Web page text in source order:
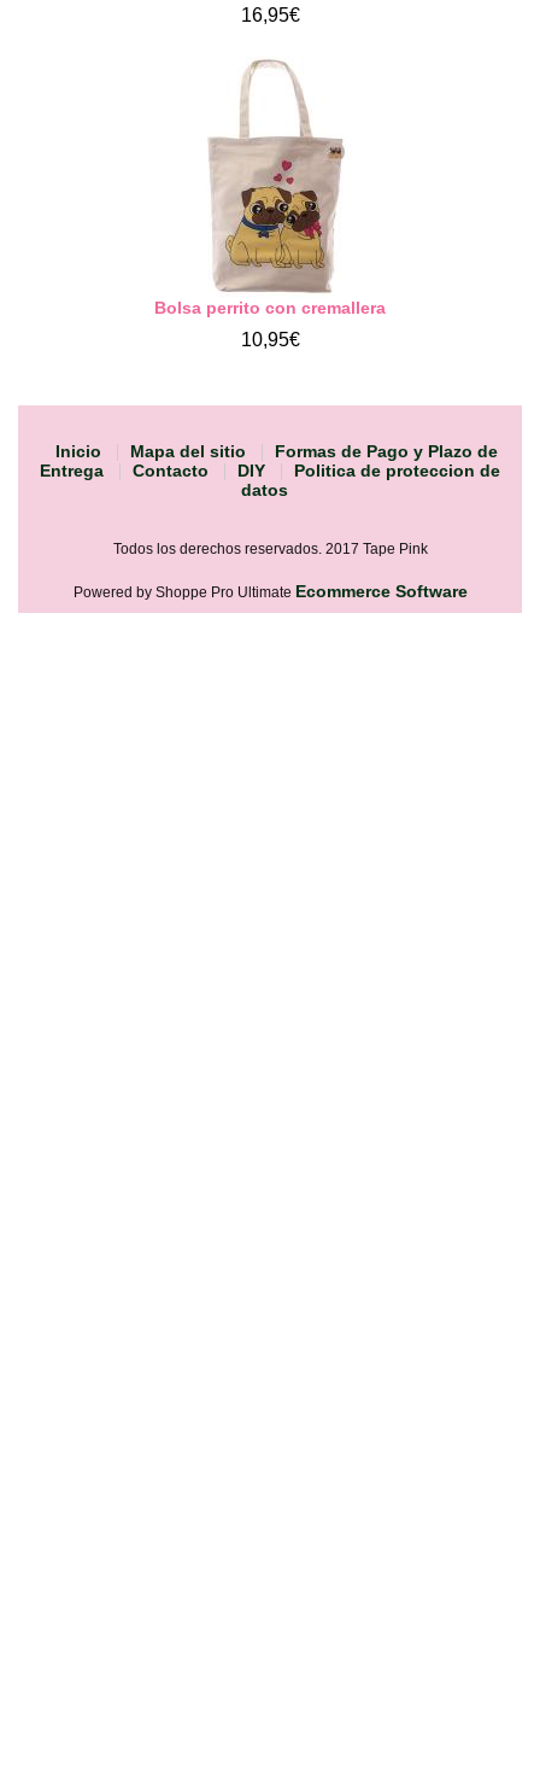
16,95€
Bolsa perrito con cremallera
10,95€
Inicio Mapa del sitio
Formas de Pago y Plazo de
Entrega
Contacto DIY
Politica de proteccion de
datos
Todos los derechos reservados. 2017 Tape Pink
Powered by Shoppe Pro Ultimate Ecommerce Software